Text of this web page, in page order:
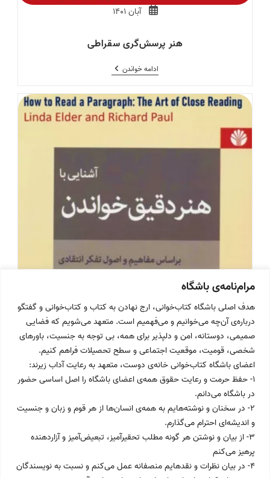
مرام‌نامه‌ی باشگاه
هدف اصلی باشگاه کتاب‌خوانی، ارج نهادن به کتاب و کتاب‌خوانی و گفتگو
درباره‌ی آن‌چه می‌خوانیم و می‌فهمیم است. متعهد می‌شویم که فضایی
صمیمی، دوستانه، امن و دلپذیر برای همه، بی توجه به جنسیت، باورهای
شخصی، قومیت، موقعیت اجتماعی و سطح تحصیلات فراهم کنیم.
اعضای باشگاه کتاب‌خوانی خانه‌ی دوست، متعهد به رعایت آداب زیرند:
۱- حفظ حرمت و رعایت حقوق همه‌ی اعضای باشگاه را اصل اساسی حضور
در باشگاه می‌دانم.
۲- در سخنان و نوشته‌هایم به همه‌ی انسان‌ها از هر قوم و زبان و جنسیت
و اندیشه‌ای احترام می‌گذارم.
۳- از بیان و نوشتن هر گونه مطلب تحقیرآمیز، تبعیض‌آمیز و آزاردهنده
پرهیز می‌کنم
۴- در بیان نظرات و نقدهایم منصفانه عمل می‌کنم و نسبت به نویسندگان
Postآبان ۱۴۰۱
هنر پرسش‌گری سقراطی
ادامه خواندنهنر
پرسش‌گری
published: